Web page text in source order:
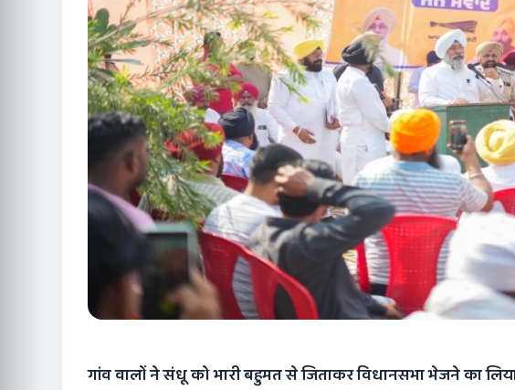
गांव वालों ने संधू को भारी बहुमत से जिताकर विधानसभा भेजने का